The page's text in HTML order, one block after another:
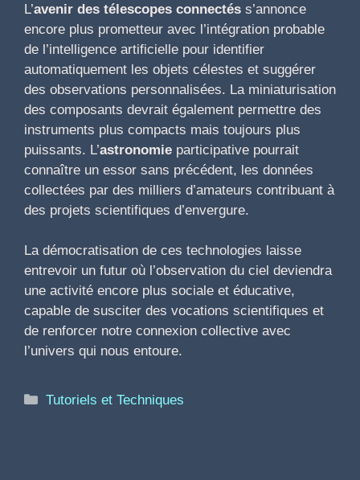
L’avenir des télescopes connectés s’annonce
encore plus prometteur avec l’intégration probable
de l’intelligence artificielle pour identifier
automatiquement les objets célestes et suggérer
des observations personnalisées. La miniaturisation
des composants devrait également permettre des
instruments plus compacts mais toujours plus
puissants. L’astronomie participative pourrait
connaître un essor sans précédent, les données
collectées par des milliers d’amateurs contribuant à
des projets scientifiques d’envergure.
La démocratisation de ces technologies laisse
entrevoir un futur où l’observation du ciel deviendra
une activité encore plus sociale et éducative,
capable de susciter des vocations scientifiques et
de renforcer notre connexion collective avec
l’univers qui nous entoure.
Catégories
Tutoriels et Techniques